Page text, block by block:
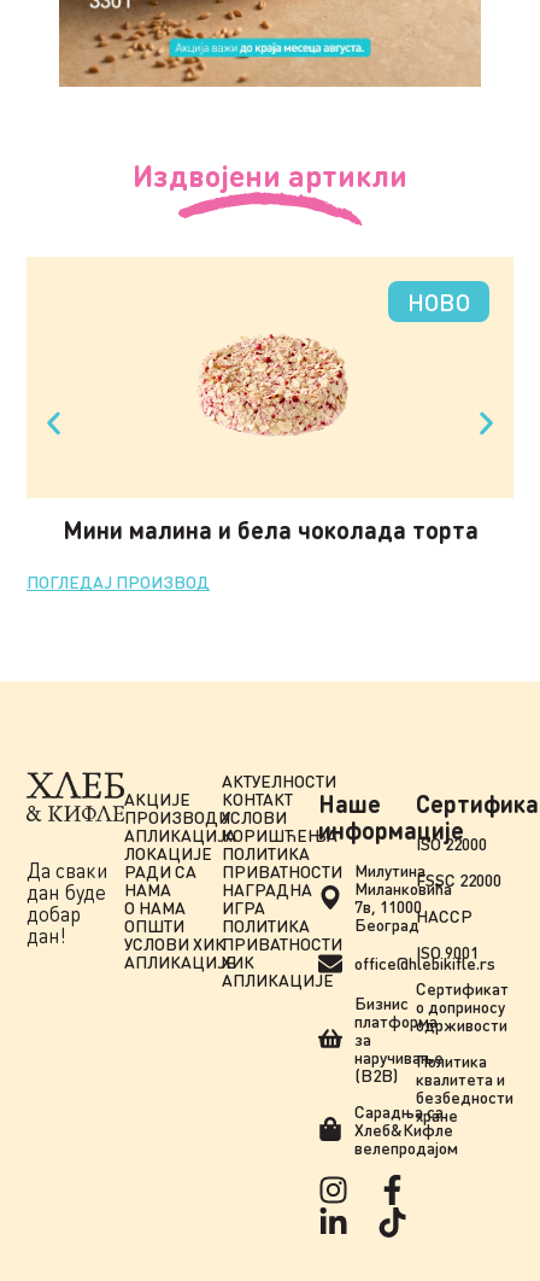
Издвојени артикли
НОВО
Мини малина и бела чоколада торта
ПОГЛЕДАЈ ПРОИЗВОД
Да сваки
дан буде
добар
дан!
АКЦИЈЕ
ПРОИЗВОДИ
АПЛИКАЦИЈА
ЛОКАЦИЈЕ
РАДИ СА
НАМА
О НАМА
ОПШТИ
УСЛОВИ ХИК
АПЛИКАЦИЈЕ
АКТУЕЛНОСТИ
КОНТАКТ
УСЛОВИ
КОРИШЋЕЊА
ПОЛИТИКА
ПРИВАТНОСТИ
НАГРАДНА
ИГРА
ПОЛИТИКА
ПРИВАТНОСТИ
ХИК
АПЛИКАЦИЈЕ
ISO 22000
FSSC 22000
HACCP
ISO 9001
Сертификат
о доприносу
одрживости
Политика
квалитета и
безбедности
хране
Наше
информације
Милутина
Миланковића
7в, 11000
Београд
office@hlebikifle.rs
Бизнис
платформа
за
наручивање
(B2B)
Сарадња сa
Хлеб&Кифле
велепродајом